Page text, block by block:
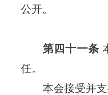
公开。
第四十一条
任。
本会接受并